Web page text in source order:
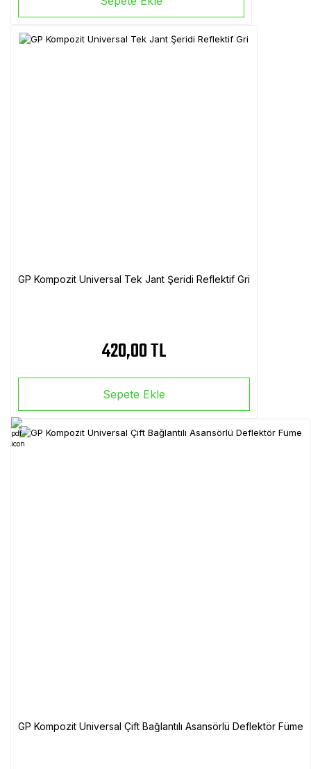
GP Kompozit Universal Tek Jant Şeridi Reflektif Gri
420,00 TL
Sepete Ekle
GP Kompozit Universal Çift Bağlantılı Asansörlü Deflektör Füme